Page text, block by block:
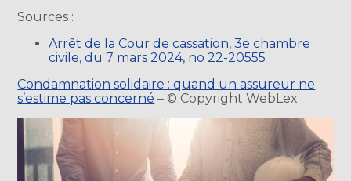
Sources :
Arrêt de la Cour de cassation, 3e chambre
civile, du 7 mars 2024, no 22-20555
Condamnation solidaire : quand un assureur ne
s’estime pas concerné – © Copyright WebLex